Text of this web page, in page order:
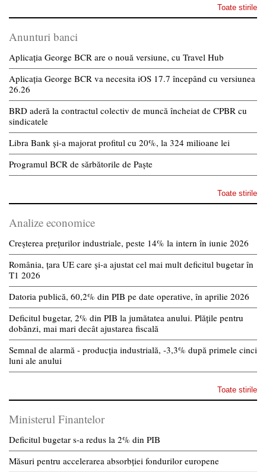
Toate stirile
Anunturi banci
Aplicația George BCR are o nouă versiune, cu Travel Hub
Aplicația George BCR va necesita iOS 17.7 începând cu versiunea
26.26
BRD aderă la contractul colectiv de muncă încheiat de CPBR cu
sindicatele
Libra Bank și-a majorat profitul cu 20%, la 324 milioane lei
Programul BCR de sărbătorile de Paște
Toate stirile
Analize economice
Creșterea prețurilor industriale, peste 14% la intern în iunie 2026
România, țara UE care și-a ajustat cel mai mult deficitul bugetar în
T1 2026
Datoria publică, 60,2% din PIB pe date operative, în aprilie 2026
Deficitul bugetar, 2% din PIB la jumătatea anului. Plățile pentru
dobânzi, mai mari decât ajustarea fiscală
Semnal de alarmă - producția industrială, -3,3% după primele cinci
luni ale anului
Toate stirile
Ministerul Finantelor
Deficitul bugetar s-a redus la 2% din PIB
Măsuri pentru accelerarea absorbției fondurilor europene